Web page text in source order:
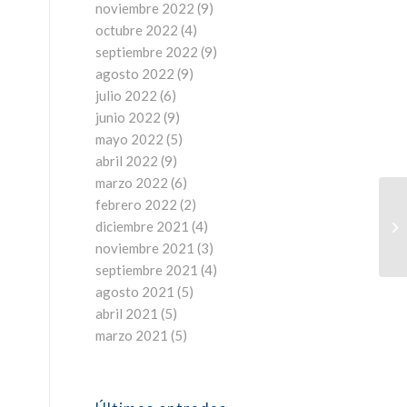
noviembre 2022 (9)
octubre 2022 (4)
septiembre 2022 (9)
agosto 2022 (9)
julio 2022 (6)
junio 2022 (9)
mayo 2022 (5)
abril 2022 (9)
marzo 2022 (6)
febrero 2022 (2)
diciembre 2021 (4)
noviembre 2021 (3)
septiembre 2021 (4)
agosto 2021 (5)
abril 2021 (5)
marzo 2021 (5)